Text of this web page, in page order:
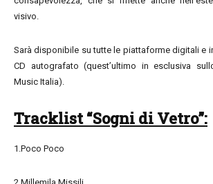
visivo.
Sarà disponibile su tutte le piattaforme digitali e
CD autografato (quest’ultimo in esclusiva
Music Italia).
Tracklist “Sogni di Vetro”:
1.Poco Poco